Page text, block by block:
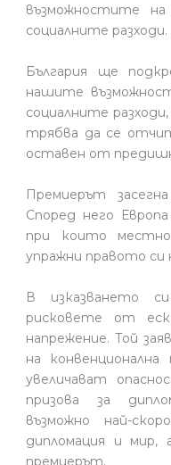
възможностите
социалните разходи.
България ще
нашите
социалните
трябва да се
оставен от
Премиерът
Според него
при които
упражни правото си
В изказването
рисковете от
напрежение. Той
на
увеличават
призова за
възможно най-
дипломация и мир,
премиерът.